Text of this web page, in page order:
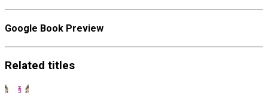
Google Book Preview
Related titles